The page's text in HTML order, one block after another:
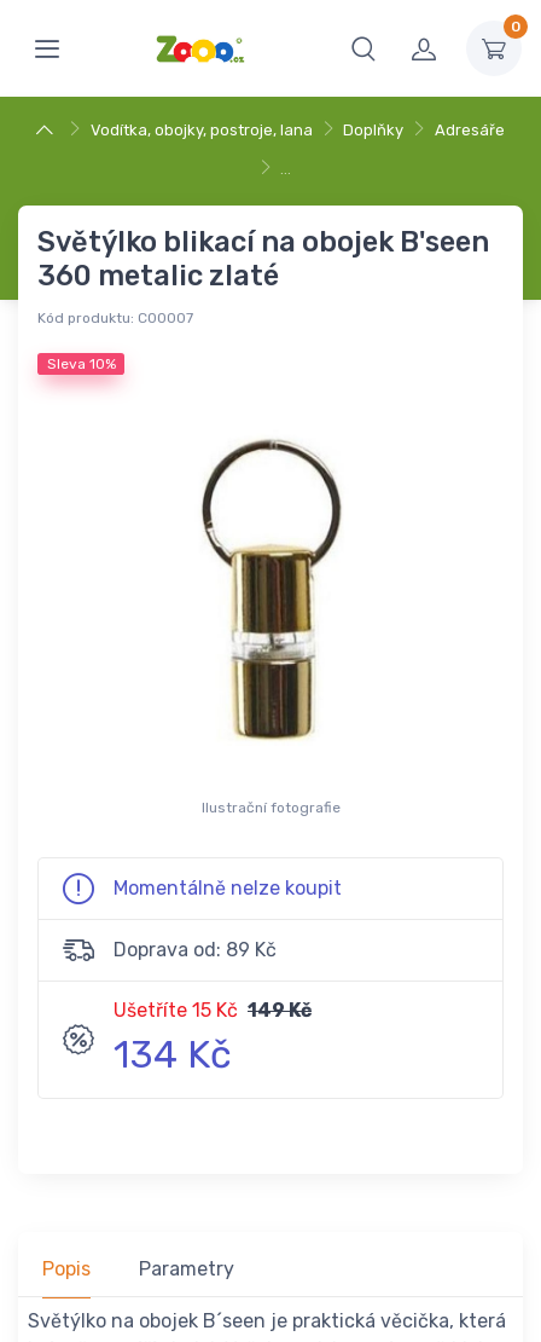
0
Vodítka, obojky, postroje, lana Doplňky Adresáře
…
Světýlko blikací na obojek B'seen
360 metalic zlaté
Kód produktu: C00007
Sleva 10%
Ilustrační fotografie
Momentálně nelze koupit
Doprava od: 89 Kč
Ušetříte 15 Kč 149 Kč
134 Kč
Popis Parametry
Světýlko na obojek B´seen je praktická věcička, která